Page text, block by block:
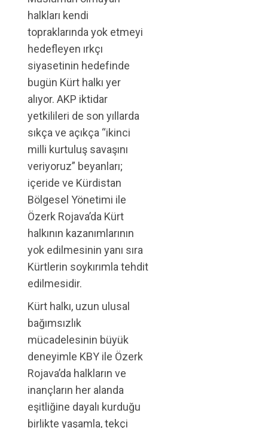
halkları kendi
topraklarında yok etmeyi
hedefleyen ırkçı
siyasetinin hedefinde
bugün Kürt halkı yer
alıyor. AKP iktidar
yetkilileri de son yıllarda
sıkça ve açıkça “ikinci
milli kurtuluş savaşını
veriyoruz” beyanları;
içeride ve Kürdistan
Bölgesel Yönetimi ile
Özerk Rojava’da Kürt
halkının kazanımlarının
yok edilmesinin yanı sıra
Kürtlerin soykırımla tehdit
edilmesidir.
Kürt halkı, uzun ulusal
bağımsızlık
mücadelesinin büyük
deneyimle KBY ile Özerk
Rojava’da halkların ve
inançların her alanda
eşitliğine dayalı kurduğu
birlikte yaşamla, tekçi